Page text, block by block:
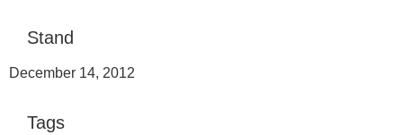
Stand
December 14, 2012
Tags